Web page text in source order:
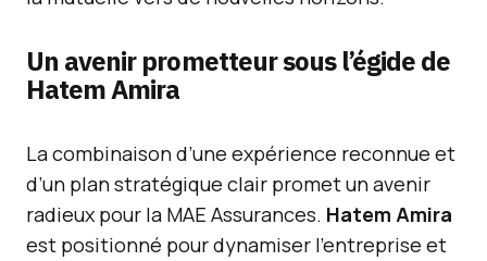
Un avenir prometteur sous l’égide de
Hatem Amira
La combinaison d’une expérience reconnue et
d’un plan stratégique clair promet un avenir
radieux pour la MAE Assurances. Hatem Amira
est positionné pour dynamiser l’entreprise et